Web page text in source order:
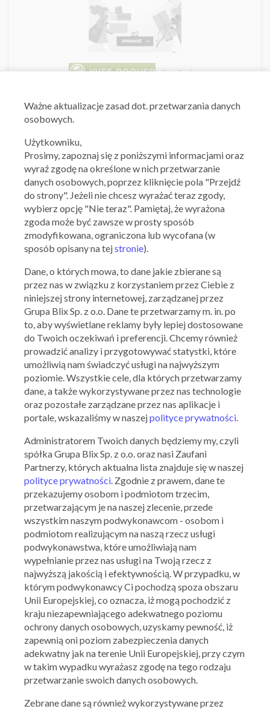
Yves Rocher
10.12.2019 - 24.12.2019
Skorzystaj z oferty
Yves Rocher
Black Friday w Yves Rocher
22.11.2019 - 01.12.2019
Skorzystaj z oferty
Yves Rocher
Black Friday w Yves Rocher
26.11.2019 - 01.12.2019
Skorzystaj z oferty
Ważne aktualizacje zasad dot. przetwarzania danych
osobowych.
Użytkowniku,
Prosimy, zapoznaj się z poniższymi informacjami oraz
wyraź zgodę na określone w nich przetwarzanie
danych osobowych, poprzez kliknięcie pola "Przejdź
do strony". Jeżeli nie chcesz wyrażać teraz zgody,
wybierz opcję "Nie teraz". Pamiętaj, że wyrażona
zgoda może być zawsze w prosty sposób
zmodyfikowana, ograniczona lub wycofana (w
sposób opisany na tejstronie).
Dane, o których mowa, to dane jakie zbierane są
przez nas w związku z korzystaniem przez Ciebie z
niniejszej strony internetowej, zarządzanej przez
Grupa Blix Sp. z o.o. Dane te przetwarzamy m. in. po
to, aby wyświetlane reklamy były lepiej dostosowane
do Twoich oczekiwań i preferencji. Chcemy również
prowadzić analizy i przygotowywać statystki, które
umożliwią nam świadczyć usługi na najwyższym
poziomie. Wszystkie cele, dla których przetwarzamy
dane, a także wykorzystywane przez nas technologie
oraz pozostałe zarządzane przez nas aplikacje i
portale, wskazaliśmy w naszejpolityce prywatności
Administratorem Twoich danych będziemy my, czyli
spółka Grupa Blix Sp. z o.o. oraz nasi Zaufani
Partnerzy, których aktualna lista znajduje się w naszej
polityce prywatności . Zgodnie z prawem, dane te
przekazujemy osobom i podmiotom trzecim,
przetwarzającym je na naszej zlecenie, przede
wszystkim naszym podwykonawcom - osobom i
podmiotom realizującym na naszą rzecz usługi
podwykonawstwa, które umożliwiają nam
wypełnianie przez nas usługi na Twoją rzecz z
najwyższą jakością i efektywnością. W przypadku, w
którym podwykonawcy Ci pochodzą spoza obszaru
Unii Europejskiej, co oznacza, iż mogą pochodzić z
kraju niezapewniającego adekwatnego poziomu
ochrony danych osobowych, uzyskamy pewność, iż
zapewnią oni poziom zabezpieczenia danych
adekwatny jak na terenie Unii Europejskiej, przy czym
w takim wypadku wyrażasz zgodę na tego rodzaju
przetwarzanie swoich danych osobowych.
Zebrane dane są również wykorzystywane przez